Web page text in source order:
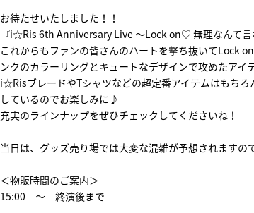
お待たせいたしました！！
『i☆Ris 6th Anniversary Live ～Lock on♡ 無理なんて言
これからもファンの皆さんのハートを撃ち抜いてLock
ンクのカラーリングとキュートなデザインで攻めたアイ
i☆RisブレードやTシャツなどの超定番アイテムはもち
しているのでお楽しみに♪
充実のラインナップをぜひチェックしてくださいね！
当日は、グッズ売り場では大変な混雑が予想されます
＜物販時間のご案内＞
15:00 ～ 終演後まで